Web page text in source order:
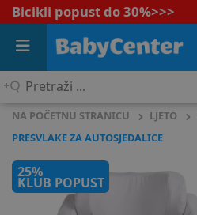
Bicikli popust do 30%>>>
Pretraži
NA POČETNU STRANICU LJETO
PRESVLAKE ZA AUTOSJEDALICE
25%
KLUB POPUST